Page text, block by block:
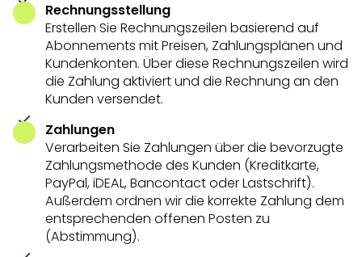
Rechnungsstellung
Erstellen Sie Rechnungszeilen basierend auf
Abonnements mit Preisen, Zahlungsplänen und
Kundenkonten. Über diese Rechnungszeilen wird
die Zahlung aktiviert und die Rechnung an den
Kunden versendet.
Zahlungen
Verarbeiten Sie Zahlungen über die bevorzugte
Zahlungsmethode des Kunden (Kreditkarte,
PayPal, iDEAL, Bancontact oder Lastschrift).
Außerdem ordnen wir die korrekte Zahlung dem
entsprechenden offenen Posten zu
(Abstimmung).